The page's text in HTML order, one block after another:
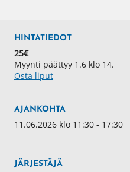
HINTATIEDOT
25€
Myynti päättyy 1.6 klo 14.
Osta liput
AJANKOHTA
11.06.2026 klo 11:30 - 17:30
JÄRJESTÄJÄ